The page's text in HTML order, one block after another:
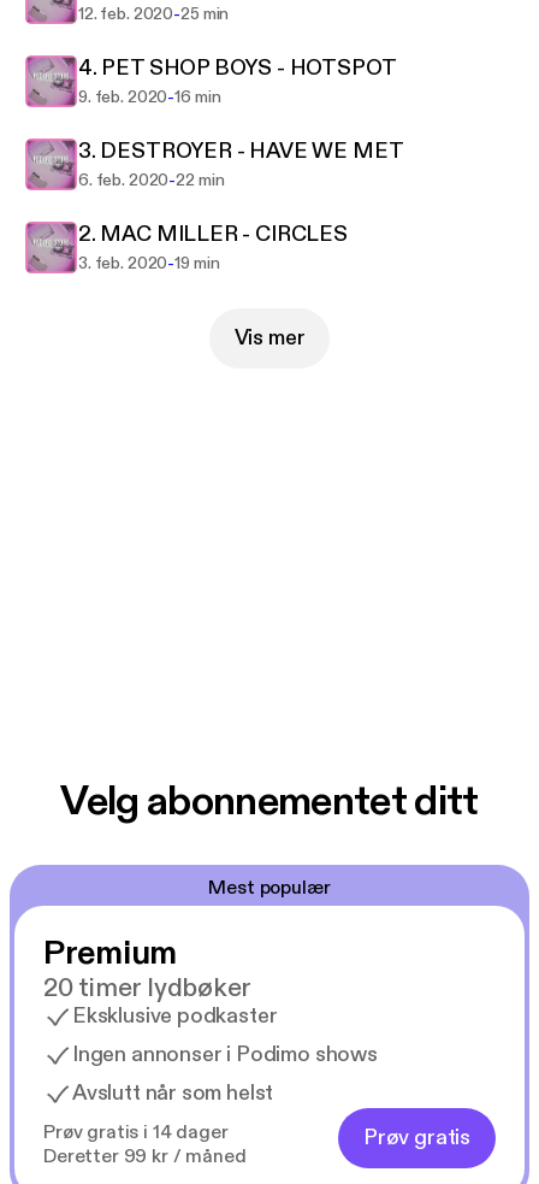
12. feb. 2020-25 min
4. PET SHOP BOYS - HOTSPOT
9. feb. 2020-16 min
3. DESTROYER - HAVE WE MET
6. feb. 2020-22 min
2. MAC MILLER - CIRCLES
3. feb. 2020-19 min
Vis mer
Velg abonnementet ditt
Mest populær
Premium
20 timer lydbøker
Eksklusive podkaster
Ingen annonser i Podimo shows
Avslutt når som helst
Prøv gratis i 14 dager
Deretter 99 kr / måned
Prøv gratis